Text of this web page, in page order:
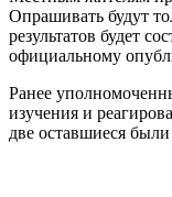
Опрашивать будут
результатов будет
официальному
Ранее
изучения и
две оставшиеся